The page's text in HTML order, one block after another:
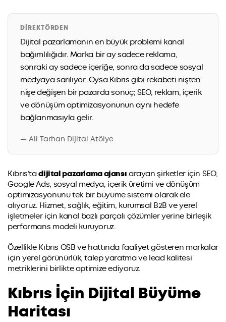
DIREKTÖRDEN
Dijital pazarlamanın en büyük problemi kanal
bağımlılığıdır. Marka bir ay sadece reklama,
sonraki ay sadece içeriğe, sonra da sadece sosyal
medyaya sarılıyor. Oysa Kıbrıs gibi rekabeti nişten
nişe değişen bir pazarda sonuç; SEO, reklam, içerik
ve dönüşüm optimizasyonunun aynı hedefe
bağlanmasıyla gelir.
— Ali Tarhan Dijital Atölye
Kıbrıs’tadijital pazarlama ajansı arayan şirketler için SEO,
Google Ads, sosyal medya, içerik üretimi ve dönüşüm
optimizasyonunu tek bir büyüme sistemi olarak ele
alıyoruz. Hizmet, sağlık, eğitim, kurumsal B2B ve yerel
işletmeler için kanal bazlı parçalı çözümler yerine birleşik
performans modeli kuruyoruz.
Özellikle Kıbrıs OSB ve hattında faaliyet gösteren markalar
için yerel görünürlük, talep yaratma ve lead kalitesi
metriklerini birlikte optimize ediyoruz.
Kıbrıs İçin Dijital Büyüme
Haritası